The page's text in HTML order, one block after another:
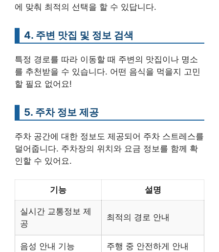
에 맞춰 최적의 선택을 할 수 있답니다.
4. 주변 맛집 및 정보 검색
특정 경로를 따라 이동할 때 주변의 맛집이나 명소
를 추천받을 수 있습니다. 어떤 음식을 먹을지 고민
할 필요 없어요!
5. 주차 정보 제공
주차 공간에 대한 정보도 제공되어 주차 스트레스를
덜어줍니다. 주차장의 위치와 요금 정보를 함께 확
인할 수 있어요.
기능 설명
실시간 교통정보 제
공
최적의 경로 안내
음성 안내 기능 주행 중 안전하게 안내